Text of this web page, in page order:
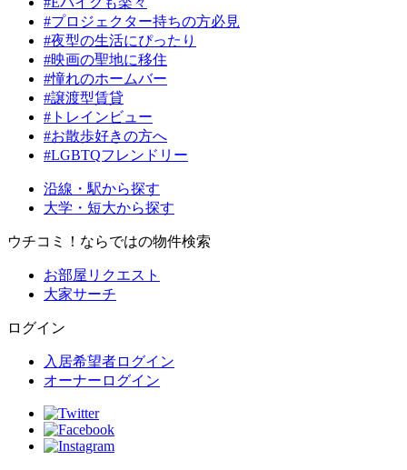
#プロジェクター持ちの方必見
#夜型の生活にぴったり
#映画の聖地に移住
#憧れのホームバー
#譲渡型賃貸
#トレインビュー
#お散歩好きの方へ
#LGBTQフレンドリー
沿線・駅から探す
大学・短大から探す
ウチコミ！ならではの物件検索
お部屋リクエスト
大家サーチ
ログイン
入居希望者ログイン
オーナーログイン